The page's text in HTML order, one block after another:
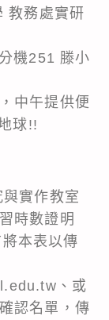
教務處實研
機251 滕小
中午提供便
球!!
實作教室
時數證明
本表以傳
、或
認名單，傳